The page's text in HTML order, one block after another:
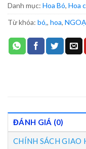
Danh mục: Hoa Bó, Hoa
Từ khóa: bó,, hoa,
ĐÁNH GIÁ (0)
CHÍNH SÁCH GIAO